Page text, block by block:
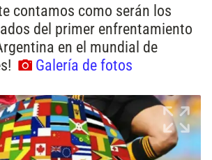
contamos como serán los
del primer enfrentamiento
en el mundial de
Galería de fotos